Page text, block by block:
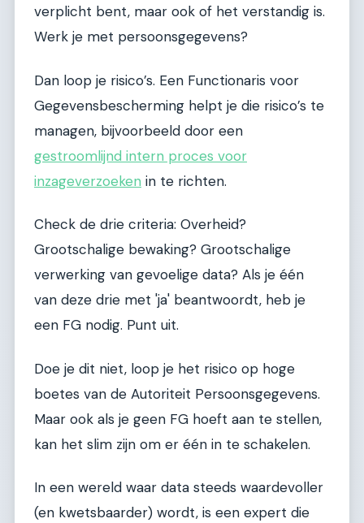
verplicht bent, maar ook of het verstandig is.
Werk je met persoonsgegevens?
Dan loop je risico’s. Een Functionaris voor
Gegevensbescherming helpt je die risico’s te
managen, bijvoorbeeld door een
gestroomlijnd intern proces voor
inzageverzoeken in te richten.
Check de drie criteria: Overheid?
Grootschalige bewaking? Grootschalige
verwerking van gevoelige data? Als je één
van deze drie met 'ja' beantwoordt, heb je
een FG nodig. Punt uit.
Doe je dit niet, loop je het risico op hoge
boetes van de Autoriteit Persoonsgegevens.
Maar ook als je geen FG hoeft aan te stellen,
kan het slim zijn om er één in te schakelen.
In een wereld waar data steeds waardevoller
(en kwetsbaarder) wordt, is een expert die